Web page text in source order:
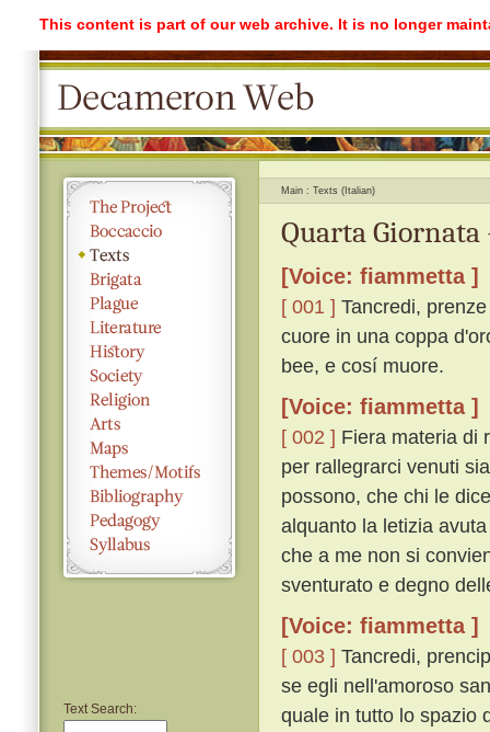
This content is part of our web archive. It is no longer
Text Search:
Main Texts (Italian)
Quarta
[Voice: fiammetta ]
[ 001 ] Tancredi,
cuore in una coppa
bee, e cosí muore.
[Voice: fiammetta ]
[ 002 ] Fiera materia di
per rallegrarci venuti
possono, che chi le
alquanto la letizia
che a me non si
sventurato e degno
[Voice: fiammetta ]
[ 003 ] Tancredi,
se egli nell'amoroso
quale in tutto lo spazio